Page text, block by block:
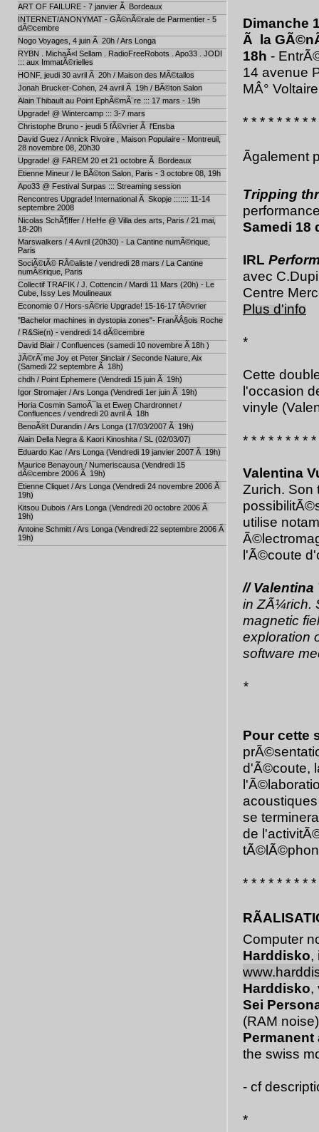
ART OF FAILURE - 7 janvier Ã Bordeaux
INTERNET/ANONYMAT - GÃ©nÃ©rale de Parmentier - 5
dÃ©cembre
Nogo Voyages, 4 juin Ã 20h / Ars Longa
RYBN . MichaÃ«l Sellam . RadioFreeRobots . Apo33 . JODI
::: aux ImmatÃ©rielles
HONF, jeudi 30 avril Ã 20h / Maison des MÃ©tallos
Jonah Brucker-Cohen, 24 avril Ã 19h / BÃ©ton Salon
Alain Thibault au Point EphÃ©mÃ¨re ::: 17 mars - 19h
Upgrade! @ Wintercamp ::: 3-7 mars
Christophe Bruno - jeudi 5 fÃ©vrier Ã l'Ensba
David Guez / Annick Rivoire , Maison Populaire - Montreuil,
28 novembre 08, 20h30
Upgrade! @ FAREM 20 et 21 octobre Ã Bordeaux
Etienne Mineur / le BÃ©ton Salon, Paris - 3 octobre 08, 19h
Apo33 @ Festival Surpas ::: Streaming session
Rencontres Upgrade! International Ã Skopje ::::::: 11-14
septembre 2008
Nicolas SchÃ¶ffer / HeHe @ Villa des arts, Paris / 21 mai,
18-20h
Marswalkers / 4 Avril (20h30) - La Cantine numÃ©rique,
Paris
SociÃ©tÃ© RÃ©aliste / vendredi 28 mars / La Cantine
numÃ©rique, Paris
Collectif TRAFIK / J. Cottencin / Mardi 11 Mars (20h) - Le
Cube, Issy Les Moulineaux
Economie 0 / Hors-sÃ©rie Upgrade! 15-16-17 fÃ©vrier
"Bachelor machines in dystopia zones"- FranÃÂ§ois Roche
/ R&Sie(n) - vendredi 14 dÃ©cembre
David Blair / Confluences (samedi 10 novembre Ã 18h )
JÃ©rÃ´me Joy et Peter Sinclair / Seconde Nature, Aix
(Samedi 22 septembre Ã 18h)
chdh / Point Ephemere (Vendredi 15 juin Ã 19h)
Igor Stromajer / Ars Longa (Vendredi 1er juin Ã 19h)
Horia Cosmin SamoÃ¯la et Ewen Chardronnet /
Confluences / vendredi 20 avril Ã 18h
BenoÃ®t Durandin / Ars Longa (17/03/2007 Ã 19h)
Alain Della Negra & Kaori Kinoshita / SL (02/03/07)
Eduardo Kac / Ars Longa (Vendredi 19 janvier 2007 Ã 19h)
Maurice Benayoun / Numeriscausa (Vendredi 15
dÃ©cembre 2006 Ã 19h)
Etienne Cliquet / Ars Longa (Vendredi 24 novembre 2006 Ã
19h)
Kitsou Dubois / Ars Longa (Vendredi 20 octobre 2006 Ã
19h)
Antoine Schmitt / Ars Longa (Vendredi 22 septembre 2006 Ã
19h)
Dimanche
Ã la
18h -
14 avenue
MÂ°
* * * * * * * *
Tripping
Samedi 18
IRL
avec
Centre
Plus d'info
*
Cette
l'occasion
vinyle
* * * * * * * *
Valentina
Zurich. Son
utilise
l'Ã©coute
//
in ZÃ¼rich.
magnetic
exploration
software
*
Pour cette
d'Ã©coute,
se
de
* * * * * * * *
Computer
Harddisko,
Harddisko,
Sei
(RAM
the swiss
- cf
*